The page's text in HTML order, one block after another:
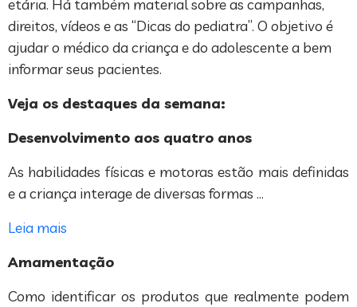
etária. Há também material sobre as campanhas,
direitos, vídeos e as “Dicas do pediatra”. O objetivo é
ajudar o médico da criança e do adolescente a bem
informar seus pacientes.
Veja os destaques da semana:
Desenvolvimento aos quatro anos
As habilidades físicas e motoras estão mais definidas
e a criança interage de diversas formas …
Leia mais
Amamentação
Como identificar os produtos que realmente podem